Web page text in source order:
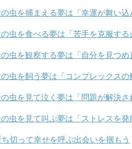
虫を捕まえる夢は「幸運が舞い込
虫を食べる夢は「苦手を克服する
虫を観察する夢は「自分を見つめ
虫を飼う夢は「コンプレックスの
虫を見て泣く夢は「問題が解決さ
虫を見て叫ぶ夢は「ストレスを発
切って幸せを呼ぶ出会いを掴もう